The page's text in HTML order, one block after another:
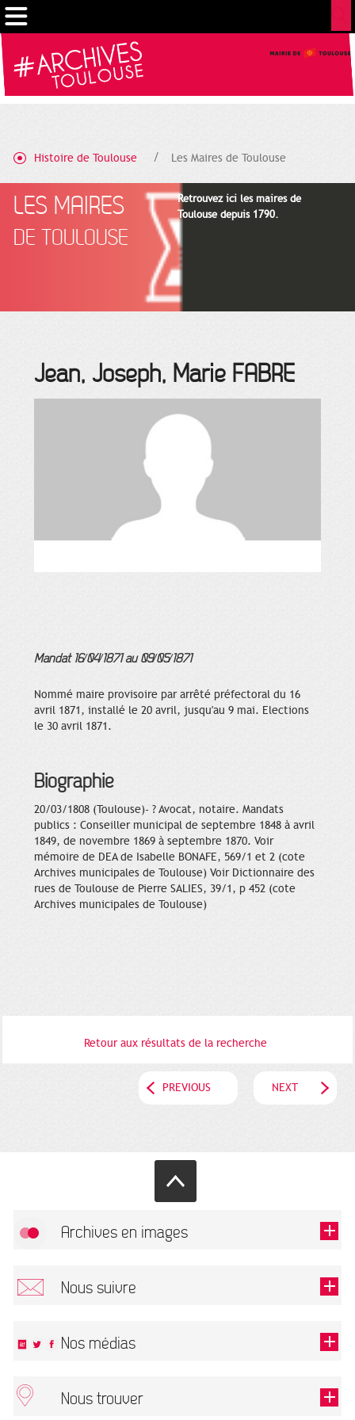
Histoire de Toulouse Les Maires de Toulouse
LES MAIRES
DE TOULOUSE
Retrouvez ici les maires de
Toulouse depuis 1790.
Jean, Joseph, Marie FABRE
Mandat 16/04/1871 au 09/05/1871
Nommé maire provisoire par arrêté préfectoral du 16
avril 1871, installé le 20 avril, jusqu'au 9 mai. Elections
le 30 avril 1871.
Biographie
20/03/1808 (Toulouse)- ? Avocat, notaire. Mandats
publics : Conseiller municipal de septembre 1848 à avril
1849, de novembre 1869 à septembre 1870. Voir
mémoire de DEA de Isabelle BONAFE, 569/1 et 2 (cote
Archives municipales de Toulouse) Voir Dictionnaire des
rues de Toulouse de Pierre SALIES, 39/1, p 452 (cote
Archives municipales de Toulouse)
Retour aux résultats de la recherche
PREVIOUS NEXT
Archives en images
Nous suivre
This field is required.
Nos médias
Nous trouver
Cookies management panel